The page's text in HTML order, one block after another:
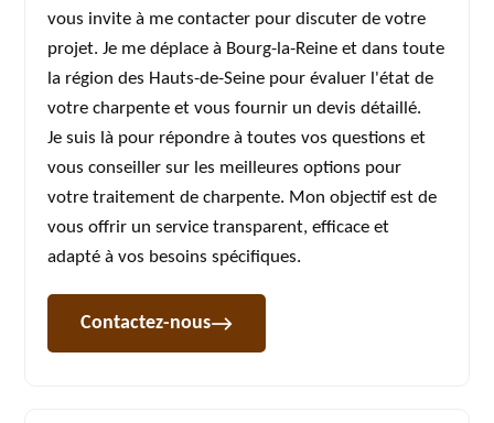
vous invite à me contacter pour discuter de votre
projet. Je me déplace à Bourg-la-Reine et dans toute
la région des Hauts-de-Seine pour évaluer l'état de
votre charpente et vous fournir un devis détaillé.
Je suis là pour répondre à toutes vos questions et
vous conseiller sur les meilleures options pour
votre traitement de charpente. Mon objectif est de
vous offrir un service transparent, efficace et
adapté à vos besoins spécifiques.
Contactez-nous